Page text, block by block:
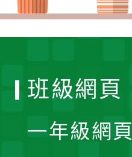
班級網頁
一年級網頁